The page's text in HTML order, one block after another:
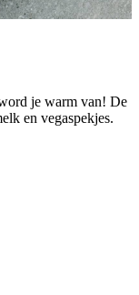
je warm van! De
en vegaspekjes.